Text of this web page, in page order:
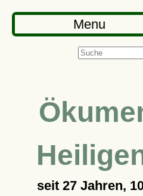
Menu
seit 27 Jahren,